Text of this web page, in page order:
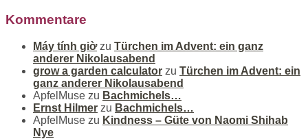
Kommentare
Máy tính giờzu Türchen im Advent: ein ganz
anderer Nikolausabend
grow a garden calculator zu Türchen im Advent: ein
ganz anderer Nikolausabend
ApfelMuse zu Bachmichels…
Ernst Hilmer zu Bachmichels…
ApfelMuse zu Kindness – Güte von Naomi Shihab
Nye